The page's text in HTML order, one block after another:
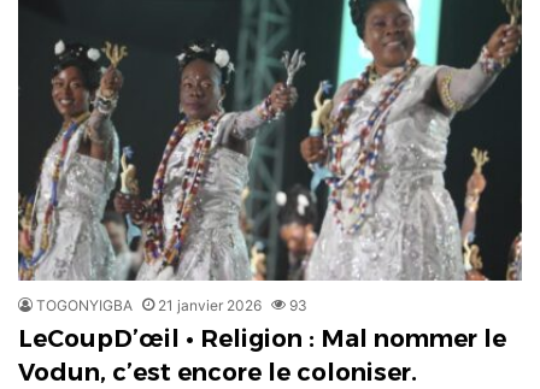
TOGONYIGBA 21 janvier 2026 93
LeCoupD’œil • Religion : Mal nommer le
Vodun, c’est encore le coloniser.